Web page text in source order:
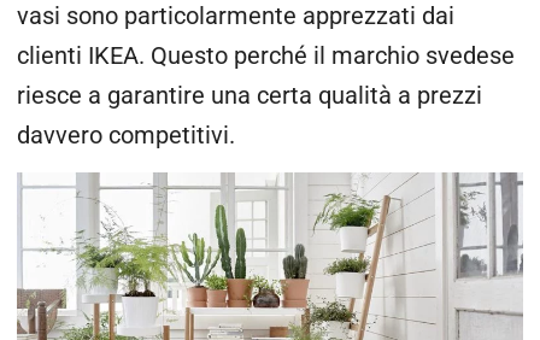
vasi sono particolarmente apprezzati dai
clienti IKEA. Questo perché il marchio svedese
riesce a garantire una certa qualità a prezzi
davvero competitivi.